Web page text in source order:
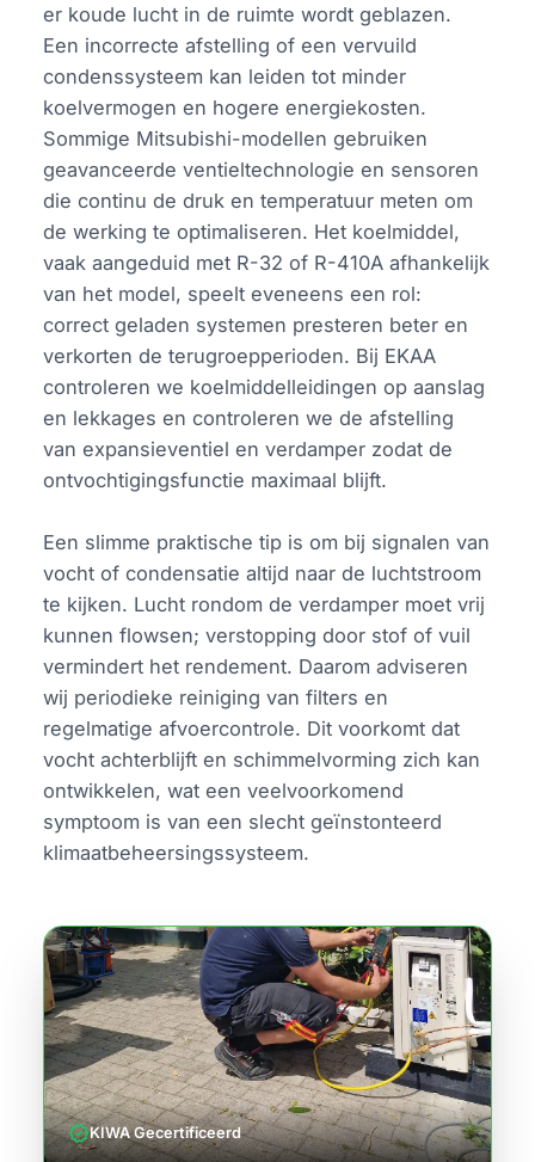
er koude lucht in de ruimte wordt geblazen.
Een incorrecte afstelling of een vervuild
condenssysteem kan leiden tot minder
koelvermogen en hogere energiekosten.
Sommige Mitsubishi-modellen gebruiken
geavanceerde ventieltechnologie en sensoren
die continu de druk en temperatuur meten om
de werking te optimaliseren. Het koelmiddel,
vaak aangeduid met R-32 of R-410A afhankelijk
van het model, speelt eveneens een rol:
correct geladen systemen presteren beter en
verkorten de terugroepperioden. Bij EKAA
controleren we koelmiddelleidingen op aanslag
en lekkages en controleren we de afstelling
van expansieventiel en verdamper zodat de
ontvochtigingsfunctie maximaal blijft.
Een slimme praktische tip is om bij signalen van
vocht of condensatie altijd naar de luchtstroom
te kijken. Lucht rondom de verdamper moet vrij
kunnen flowsen; verstopping door stof of vuil
vermindert het rendement. Daarom adviseren
wij periodieke reiniging van filters en
regelmatige afvoercontrole. Dit voorkomt dat
vocht achterblijft en schimmelvorming zich kan
ontwikkelen, wat een veelvoorkomend
symptoom is van een slecht geïnstonteerd
klimaatbeheersingssysteem.
verifiedKIWA Gecertificeerd